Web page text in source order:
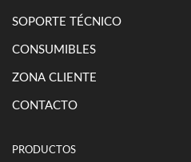
SOPORTE TÉCNICO
CONSUMIBLES
ZONA CLIENTE
CONTACTO
PRODUCTOS